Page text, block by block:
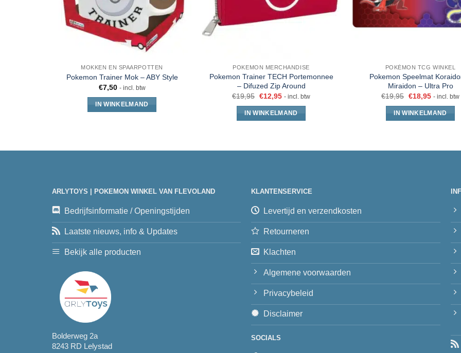
MOKKEN EN SPAARPOTTEN
Pokemon Trainer Mok – ABY Style
€7,50 - incl. btw
IN WINKELMAND
POKEMON MERCHANDISE
Pokemon Trainer TECH Portemonnee
– Difuzed Zip Around
€19,95 €12,95 - incl. btw
IN WINKELMAND
POKÉMON TCG WINKEL
Pokemon Speelmat
Miraidon – Ultra Pro
€19,95 €18,95 - incl. btw
IN WINKELMAND
ARLYTOYS | POKEMON WINKEL VAN FLEVOLAND
Bedrijfsinformatie / Openingstijden
Laatste nieuws, info & Updates
Bekijk alle producten
Bolderweg 2a
8243 RD Lelystad
KLANTENSERVICE
Levertijd en verzendkosten
Retourneren
Klachten
Algemene voorwaarden
Privacybeleid
Disclaimer
SOCIALS